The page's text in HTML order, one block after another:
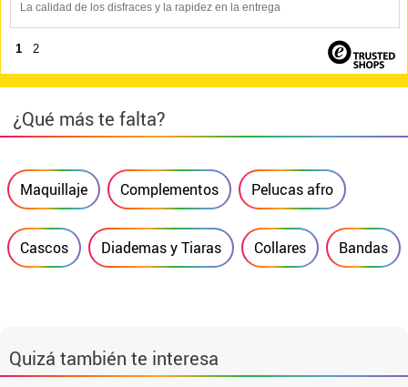
La calidad de los disfraces y la rapidez en la entrega
1 2
¿Qué más te falta?
Maquillaje Complementos Pelucas afro
Cascos Diademas y Tiaras Collares Bandas
Quizá también te interesa